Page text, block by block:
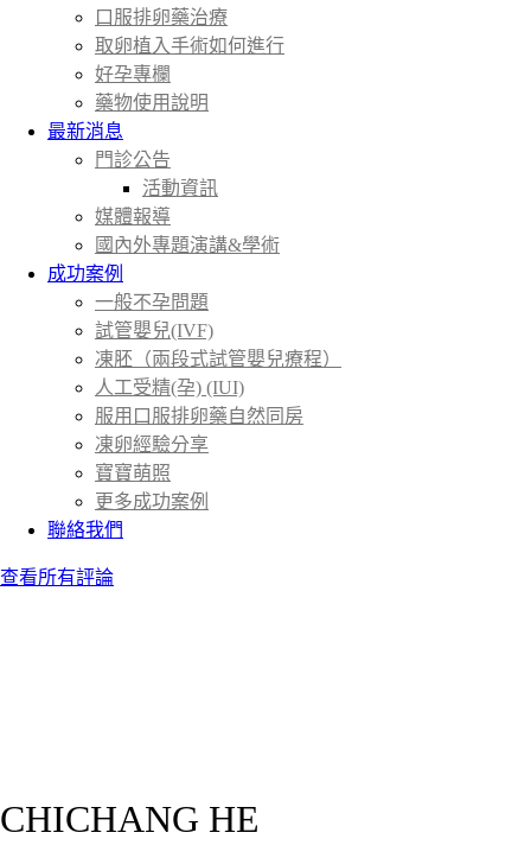
口服排卵藥治療
取卵植入手術如何進行
好孕專欄
藥物使用說明
最新消息
門診公告
活動資訊
媒體報導
國內外專題演講&學術
成功案例
一般不孕問題
試管嬰兒(IVF)
凍胚（兩段式試管嬰兒療程）
人工受精(孕) (IUI)
服用口服排卵藥自然同房
凍卵經驗分享
寶寶萌照
更多成功案例
聯絡我們
查看所有評論
CHICHANG HE